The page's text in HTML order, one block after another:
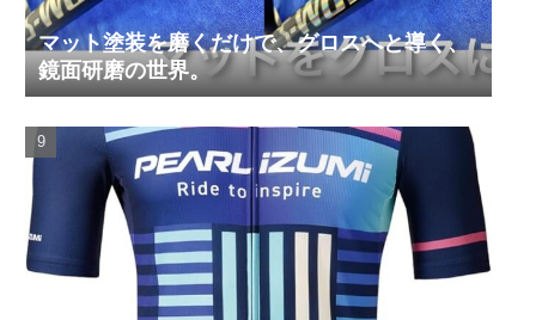
マット塗装を磨くだけで、グロスへと導く、
鏡面研磨の世界。